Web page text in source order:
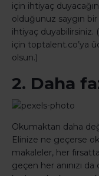
için ihtiyaç
olduğunuz saygın
ihtiyaç duyabilirsiniz. (
için toptalent.co’ya
olsun.)
2. Daha
Okumaktan daha
Elinize ne geçerse
makaleler, her
geçen her anınızı